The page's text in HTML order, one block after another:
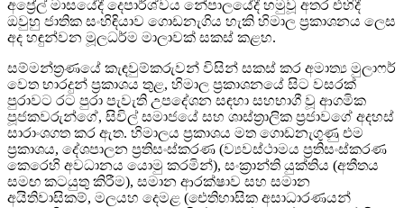
අප්‍රේල් මාසයේදී දෙපාර්ශ්වය නේපාලයේදී හමුවූ අතර එහිදී
ඔවුහු ජාතික සංහිඳියාව ගොඩනැගිය හැකි හිමාල ප්‍රකාශනය ලෙස
අද හඳුන්වන මූලධර්ම මාලාවක් සකස් කළහ.
සම්මන්ත්‍රණයේ කැඳවුම්කරුවන් විසින් සකස් කර අමාත්‍ය මුලාෆර්
වෙත භාරදුන් ප්‍රකාශය තුළ, හිමාල ප්‍රකාශනයේ සිට වසරක්
පුරාවට රට පුරා පැවැති උපදේශන සඳහා සහභාගී වූ ආගමික
පූජකවරුන්ගේ, සිවිල් සමාජයේ සහ ශාස්ත්‍රාලික ප්‍රජාවගේ අදහස්
සාරාංශගත කර ඇත. හිමාලය ප්‍රකාශය මත ගොඩනැගුණු එම
ප්‍රකාශය, දේශපාලන ප්‍රතිසංස්කරණ (ව්‍යවස්ථාමය ප්‍රතිසංස්කරණ
කෙරෙහි අවධානය යොමු කරමින්), සංක්‍රාන්ති යුක්තිය (අතීතය
සමඟ කටයුතු කිරීම), සමාන ආරක්ෂාව සහ සමාන
අයිතිවාසිකම්, මලයහ දෙමළ (ඓතිහාසික අසාධාරණයන්